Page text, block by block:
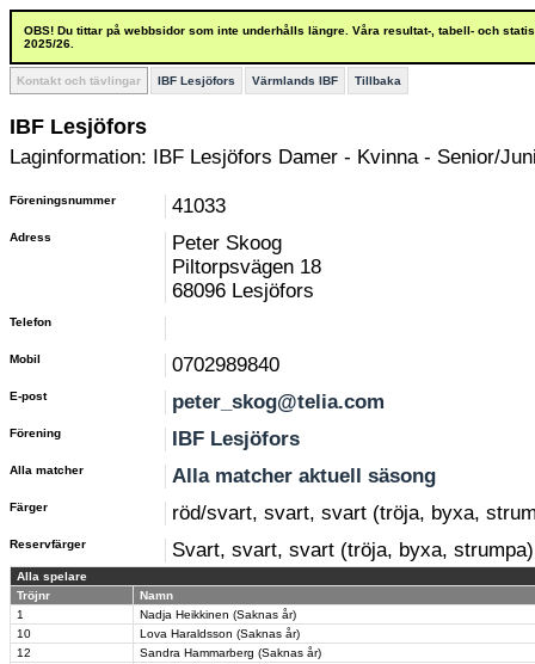
OBS! Du tittar på webbsidor som inte underhålls längre. Våra resultat-, tabell- och
2025/26.
Kontakt och tävlingar IBF Lesjöfors Värmlands IBF Tillbaka
IBF Lesjöfors
Laginformation: IBF Lesjöfors Damer - Kvinna - Senior/
Föreningsnummer 41033
Adress
Peter Skoog
Piltorpsvägen 18
68096 Lesjöfors
Telefon
Mobil 0702989840
E-post peter_skog@telia.com
Förening IBF Lesjöfors
Alla matcher Alla matcher aktuell säsong
Färger röd/svart, svart, svart (tröja, byxa,
Reservfärger Svart, svart, svart (tröja, byxa, strumpa)
Alla spelare
Tröjnr
Namn
1
Nadja Heikkinen (Saknas år)
10
Lova Haraldsson (Saknas år)
12
Sandra Hammarberg (Saknas år)